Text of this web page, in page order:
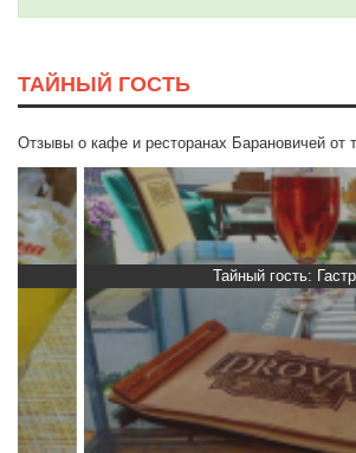
ТАЙНЫЙ ГОСТЬ
Отзывы о кафе и ресторанах Барановичей от
Тайный гость: Гастропаб